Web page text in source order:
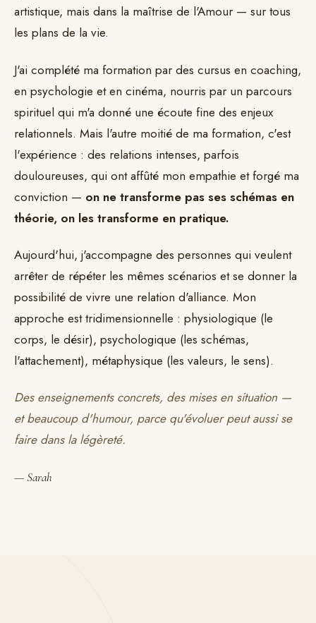
artistique, mais dans la maîtrise de l'Amour — sur tous
les plans de la vie.
J'ai complété ma formation par des cursus en coaching,
en psychologie et en cinéma, nourris par un parcours
spirituel qui m'a donné une écoute fine des enjeux
relationnels. Mais l'autre moitié de ma formation, c'est
l'expérience : des relations intenses, parfois
douloureuses, qui ont affûté mon empathie et forgé ma
conviction — on ne transforme pas ses schémas en
théorie, on les transforme en pratique.
Aujourd'hui, j'accompagne des personnes qui veulent
arrêter de répéter les mêmes scénarios et se donner la
possibilité de vivre une relation d'alliance. Mon
approche est tridimensionnelle : physiologique (le
corps, le désir), psychologique (les schémas,
l'attachement), métaphysique (les valeurs, le sens).
Des enseignements concrets, des mises en situation —
et beaucoup d'humour, parce qu'évoluer peut aussi se
faire dans la légèreté.
— Sarah